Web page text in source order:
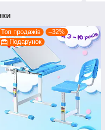
Топ продажів
–32%
Подарунок